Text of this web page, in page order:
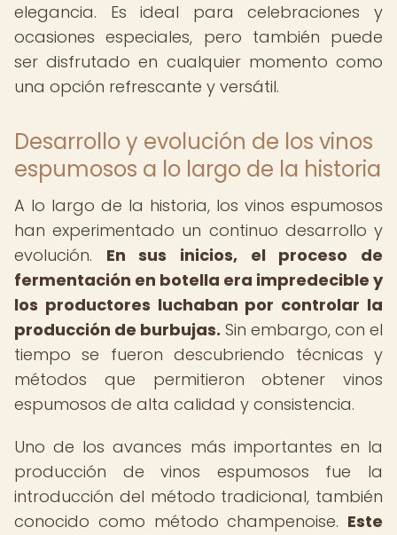
elegancia. Es ideal para celebraciones y
ocasiones especiales, pero también puede
ser disfrutado en cualquier momento como
una opción refrescante y versátil.
Desarrollo y evolución de los vinos
espumosos a lo largo de la historia
A lo largo de la historia, los vinos espumosos
han experimentado un continuo desarrollo y
evolución. En sus inicios, el proceso de
fermentación en botella era impredecible y
los productores luchaban por controlar la
producción de burbujas. Sin embargo, con el
tiempo se fueron descubriendo técnicas y
métodos que permitieron obtener vinos
espumosos de alta calidad y consistencia.
Uno de los avances más importantes en la
producción de vinos espumosos fue la
introducción del método tradicional, también
conocido como método champenoise. Este